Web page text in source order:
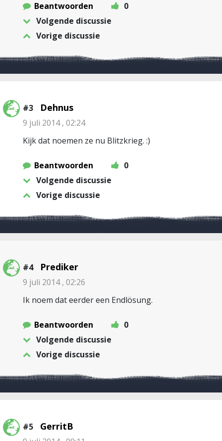
Beantwoorden
0
Volgende discussie
Vorige discussie
#3 Dehnus
9 juli 2014 , 02:24
Kijk dat noemen ze nu Blitzkrieg. :)
Beantwoorden
0
Volgende discussie
Vorige discussie
#4 Prediker
9 juli 2014 , 02:26
Ik noem dat eerder een Endlösung.
Beantwoorden
0
Volgende discussie
Vorige discussie
#5 GerritB